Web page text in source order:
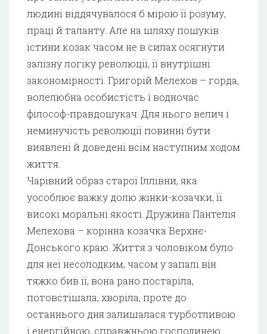
людині віддячувалося б мірою її розуму,
праці й таланту. Але на шляху пошуків
істини козак часом не в силах осягнути
залізну логіку революції, її внутрішні
закономірності. Григорій Мелехов – горда,
волелюбна особистість і водночас
філософ-правдошукач. Для нього велич і
неминучість революції повинні бути
виявлені й доведені всім наступним ходом
життя.
Чарівний образ старої Іллівни, яка
уособлює важку долю жінки-козачки, її
високі моральні якості. Дружина Пантелія
Мелехова – корінна козачка Верхнє-
Донського краю. Життя з чоловіком було
для неї несолодким, часом у запалі він
тяжко бив її, вона рано постаріла,
потовстішала, хворіла, проте до
останнього дня залишалася турботливою
і енергійною, справжньою господинею.